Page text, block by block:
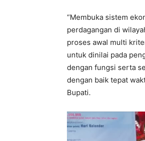
“Membuka sistem
perdagangan di
proses awal multi
untuk dinilai pada
dengan fungsi serta
dengan baik tepat
Bupati.